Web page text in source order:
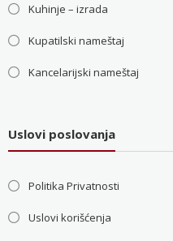
Kuhinje – izrada
Kupatilski nameštaj
Kancelarijski nameštaj
Uslovi poslovanja
Politika Privatnosti
Uslovi korišćenja